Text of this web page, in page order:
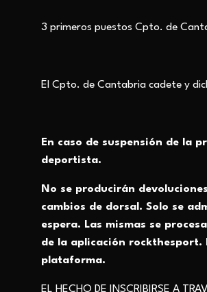
3 primeros puestos Cpto. de
El Cpto. de Cantabria cadete y
En caso de suspensión de la
deportista.
No se producirán
cambios de dorsal. Solo se
espera. Las mismas se
de la aplicación rockthesport.
plataforma.
EL HECHO DE INSCRIBIRSE A